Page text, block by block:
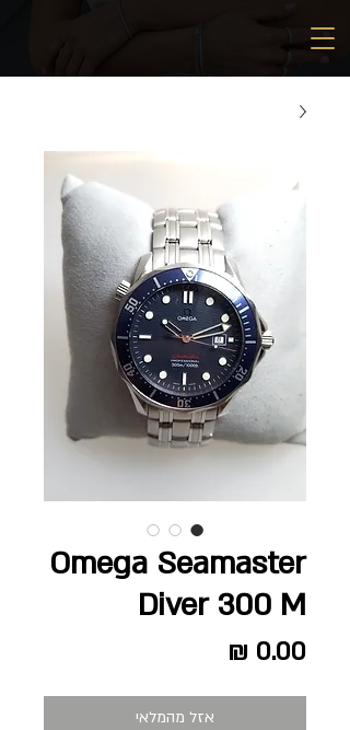
Omega Seamaster
Diver 300 M
אזל מהמלאי